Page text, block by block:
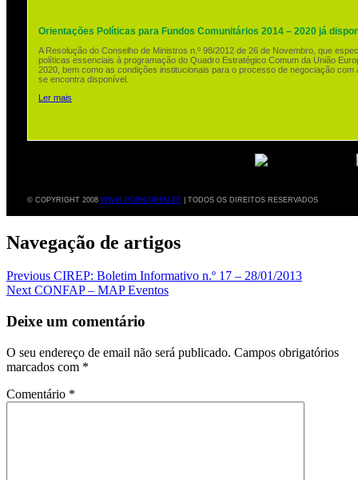
Orientações Políticas para Fundos Comunitários 2014 – 2020 já
A Resolução do Conselho de Ministros n.º 98/2012 de 26 de Novembro, que
políticas essenciais à programação do Quadro Estratégico Comum da União
2020, bem como as condições institucionais para o processo de negociação com
se encontra disponível.
Ler mais
© COPYRIGHT 2008 WWW.POPH.QREN.PT | TODOS OS DIREITOS RESERVADOS
Navegação de artigos
Previous CIREP: Boletim Informativo n.º 17 – 28/01/2013
Next CONFAP – MAP Eventos
Deixe um comentário
O seu endereço de email não será publicado. Campos obrigatórios
marcados com *
Comentário *